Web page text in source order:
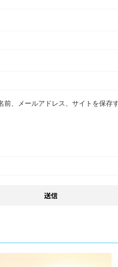
、メールアドレス、サイトを保存す